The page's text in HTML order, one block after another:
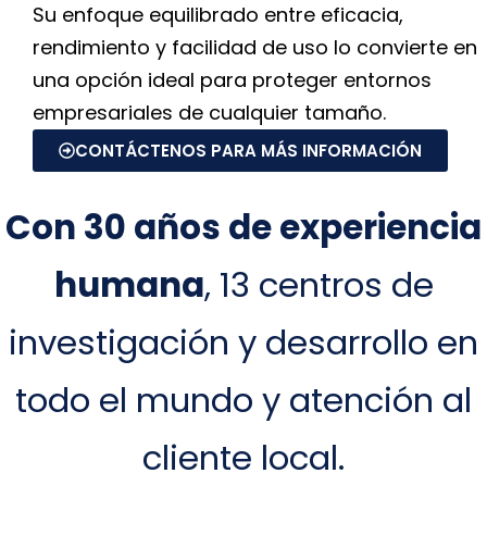
Su enfoque equilibrado entre eficacia,
rendimiento y facilidad de uso lo convierte en
una opción ideal para proteger entornos
empresariales de cualquier tamaño.
CONTÁCTENOS PARA MÁS INFORMACIÓN
Con 30 años de experiencia
humana, 13 centros de
investigación y desarrollo en
todo el mundo y atención al
cliente local.